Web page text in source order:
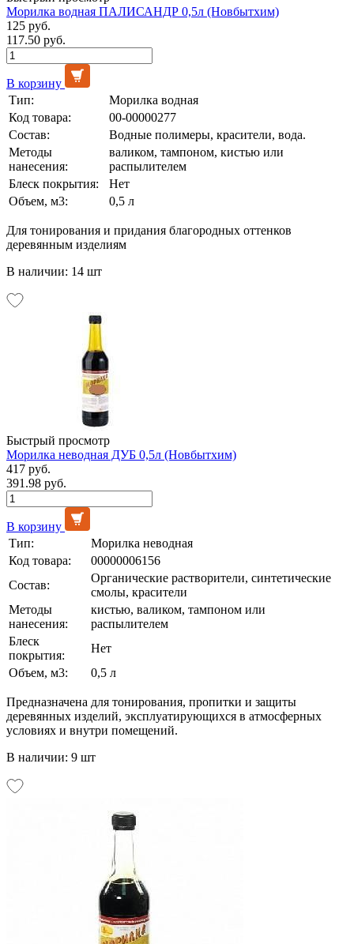
Морилка водная ПАЛИСАНДР 0,5л (Новбытхим)
125 руб.
117.50 руб.
В корзину
Тип:
Морилка водная
Код товара:
00-00000277
Состав:
Водные полимеры, красители, вода.
Методы
нанесения:
валиком, тампоном, кистью или
распылителем
Блеск покрытия:
Нет
Объем, м3:
0,5 л
Для тонирования и придания благородных оттенков
деревянным изделиям
В наличии: 14 шт
Быстрый просмотр
Морилка неводная ДУБ 0,5л (Новбытхим)
417 руб.
391.98 руб.
В корзину
Тип:
Морилка неводная
Код товара:
00000006156
Состав:
Органические растворители, синтетические
смолы, красители
Методы
нанесения:
кистью, валиком, тампоном или
распылителем
Блеск
покрытия:
Нет
Объем, м3:
0,5 л
Предназначена для тонирования, пропитки и защиты
деревянных изделий, эксплуатирующихся в атмосферных
условиях и внутри помещений.
В наличии: 9 шт